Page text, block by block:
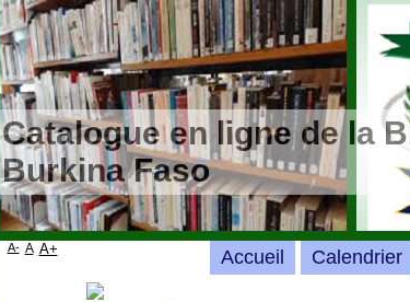
Catalogue en ligne de la
Burkina Faso
Accueil Calendrier
A- A A+